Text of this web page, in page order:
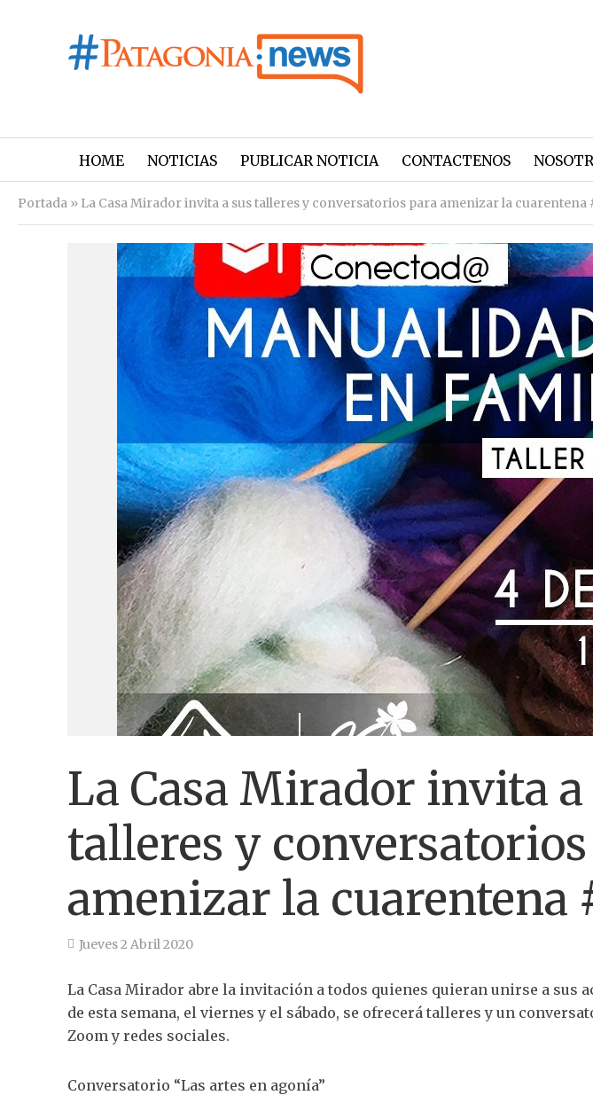
HOME NOTICIAS PUBLICAR NOTICIA CONTACTENOS
Portada » La Casa Mirador invita a sus talleres y conversatorios para amenizar la cuarentena
La Casa Mirador invita a
talleres y
amenizar la cuarentena
Jueves 2 Abril 2020
La Casa Mirador abre la invitación a todos quienes quieran unirse a sus
de esta semana, el viernes y el sábado, se ofrecerá talleres y un
Zoom y redes sociales.
Conversatorio “Las artes en agonía”